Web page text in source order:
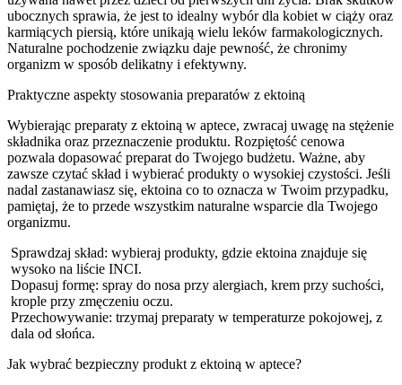
ubocznych sprawia, że jest to idealny wybór dla kobiet w ciąży oraz
karmiących piersią, które unikają wielu leków farmakologicznych.
Naturalne pochodzenie związku daje pewność, że chronimy
organizm w sposób delikatny i efektywny.
Praktyczne aspekty stosowania preparatów z ektoiną
Wybierając preparaty z ektoiną w aptece, zwracaj uwagę na stężenie
składnika oraz przeznaczenie produktu. Rozpiętość cenowa
pozwala dopasować preparat do Twojego budżetu. Ważne, aby
zawsze czytać skład i wybierać produkty o wysokiej czystości. Jeśli
nadal zastanawiasz się, ektoina co to oznacza w Twoim przypadku,
pamiętaj, że to przede wszystkim naturalne wsparcie dla Twojego
organizmu.
Sprawdzaj skład: wybieraj produkty, gdzie ektoina znajduje się
wysoko na liście INCI.
Dopasuj formę: spray do nosa przy alergiach, krem przy suchości,
krople przy zmęczeniu oczu.
Przechowywanie: trzymaj preparaty w temperaturze pokojowej, z
dala od słońca.
Jak wybrać bezpieczny produkt z ektoiną w aptece?